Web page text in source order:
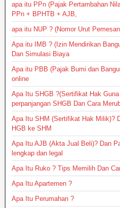
apa itu PPn (Pajak Pertambahan
PPn + BPHTB + AJB,
apa itu NUP ? (Nomor Urut
Apa itu IMB ? (Izin Mendirikan
Dan Simulasi Biaya
Apa itu PBB (Pajak Bumi dan
online
Apa Itu SHGB ?(Sertifikat Hak
perpanjangan SHGB Dan Cara
Apa Itu SHM (Sertifikat Hak Milik)?
HGB ke SHM
Apa Itu AJB (Akta Jual Beli)? Dan
lengkap dan legal
Apa Itu Ruko ? Tips Memilih Dan
Apa Itu Apartemen ?
Apa Itu Perumahan ?